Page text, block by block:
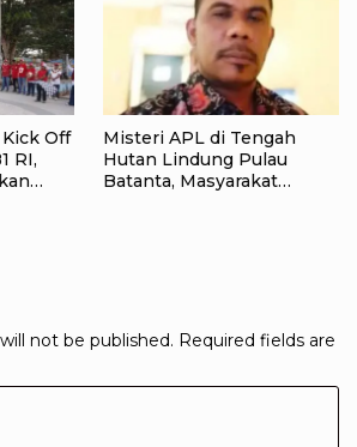
Off
RI,
Misteri APL di Tengah
Hutan Lindung Pulau
Batanta, Masyarakat
not be published. Required fields are